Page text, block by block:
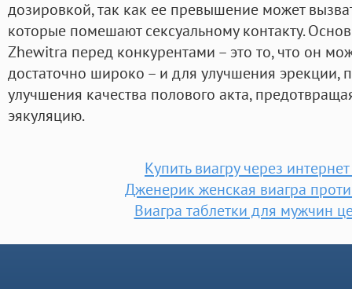
дозировкой, так как ее превышение может
которые помешают сексуальному контакту.
Zhewitra перед конкурентами – это то, что он
достаточно широко – и для улучшения эрекции,
улучшения качества полового акта,
эякуляцию.
Купить виагру через
Дженерик женская виагра
Виагра таблетки для мужчин